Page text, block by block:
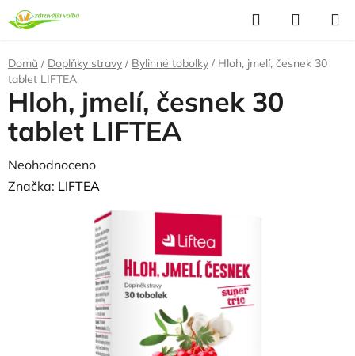
Přejít
na
obsah
Hledat
KOŠÍK
Domů / Doplňky stravy / Bylinné tobolky / Hloh, jmelí, česnek 30
tablet LIFTEA
Hloh, jmelí, česnek 30
tablet LIFTEA
Průměrné
hodnocení
Neohodnoceno
Značka: LIFTEA